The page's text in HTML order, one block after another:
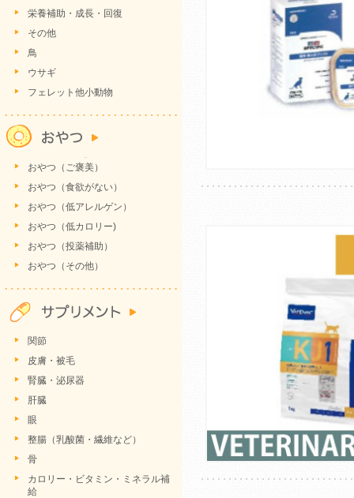
栄養補助・成長・回復
その他
鳥
ウサギ
フェレット他小動物
おやつ（ご褒美）
おやつ（食欲がない）
おやつ（低アレルゲン）
おやつ（低カロリー)
おやつ（投薬補助）
おやつ（その他）
関節
皮膚・被毛
腎臓・泌尿器
肝臓
眼
整腸（乳酸菌・繊維など）
骨
カロリー・ビタミン・ミネラル補
給